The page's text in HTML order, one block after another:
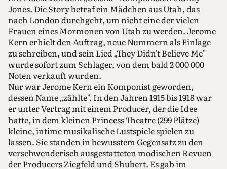
Jones. Die Story betraf ein Mädchen aus Utah, das
nach London durchgeht, um nicht eine der vielen
Frauen eines Mormonen von Utah zu werden. Jerome
Kern erhielt den Auftrag, neue Nummern als Einlage
zu schreiben, und sein Lied „They Didn't Believe Me"
wurde sofort zum Schlager, von dem bald 2 000 000
Noten verkauft wurden.
Nur war Jerome Kern ein Komponist geworden,
dessen Name „zählte". In den Jahren 1915 bis 1918 war
er unter Vertrag mit einem Producer, der die Idee
hatte, in dem kleinen Princess Theatre (299 Plätze)
kleine, intime musikalische Lustspiele spielen zu
lassen. Sie standen in bewusstem Gegensatz zu den
verschwenderisch ausgestatteten modischen Revuen
der Producers Ziegfeld und Shubert. Es gab im